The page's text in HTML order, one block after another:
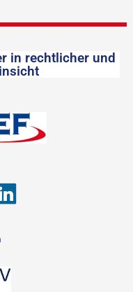
in rechtlicher und